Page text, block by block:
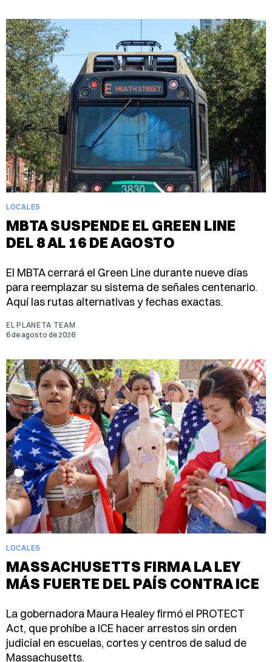
LOCALES
MBTA SUSPENDE EL GREEN LINE
DEL 8 AL 16 DE AGOSTO
El MBTA cerrará el Green Line durante nueve días
para reemplazar su sistema de señales centenario.
Aquí las rutas alternativas y fechas exactas.
EL PLANETA TEAM
6 de agosto de 2026
LOCALES
MASSACHUSETTS FIRMA LA LEY
MÁS FUERTE DEL PAÍS CONTRA ICE
La gobernadora Maura Healey firmó el PROTECT
Act, que prohíbe a ICE hacer arrestos sin orden
judicial en escuelas, cortes y centros de salud de
Massachusetts.